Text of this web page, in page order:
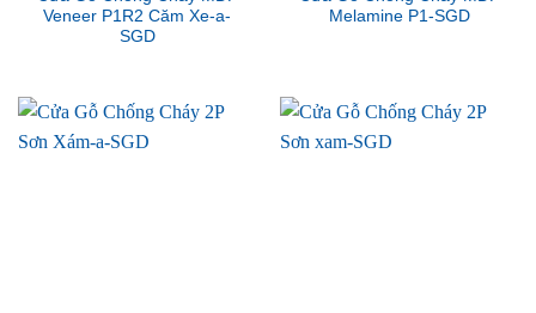
Veneer P1R2 Căm Xe-a-
SGD
Melamine P1-SGD